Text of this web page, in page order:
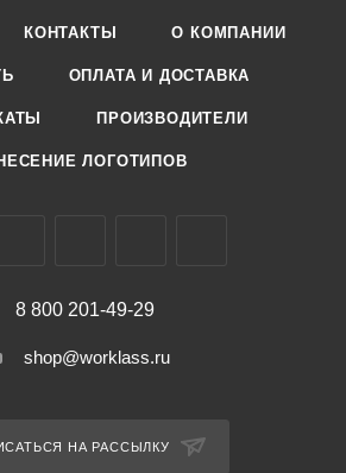
КОНТАКТЫ О КОМПАНИИ
ОПЛАТА И ДОСТАВКА
ПРОИЗВОДИТЕЛИ
ЛОГОТИПОВ
8 800 201-49-29
shop@worklass.ru
НА РАССЫЛКУ